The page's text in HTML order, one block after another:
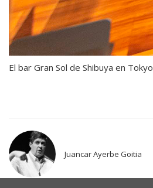
El bar Gran Sol de Shibuya en Tokyo
Juancar Ayerbe Goitia